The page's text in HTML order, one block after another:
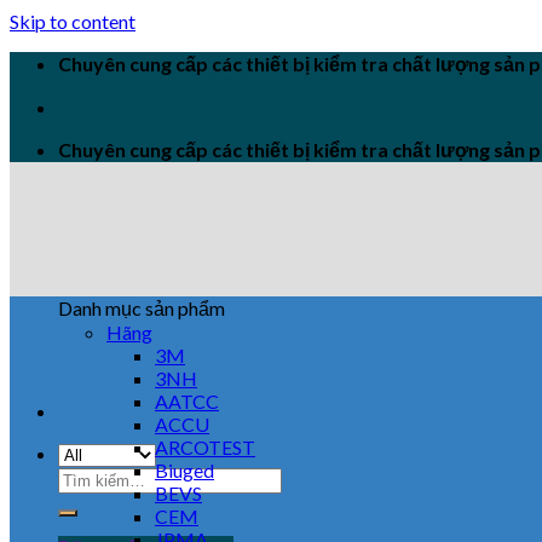
Skip to content
Chuyên cung cấp các thiết bị kiểm tra chất lượng sản
Chuyên cung cấp các thiết bị kiểm tra chất lượng sản
Danh mục sản phẩm
Hãng
3M
3NH
AATCC
ACCU
ARCOTEST
Biuged
BEVS
CEM